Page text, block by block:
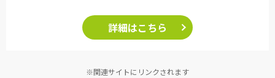
詳細はこちら
※関連サイトにリンクされます